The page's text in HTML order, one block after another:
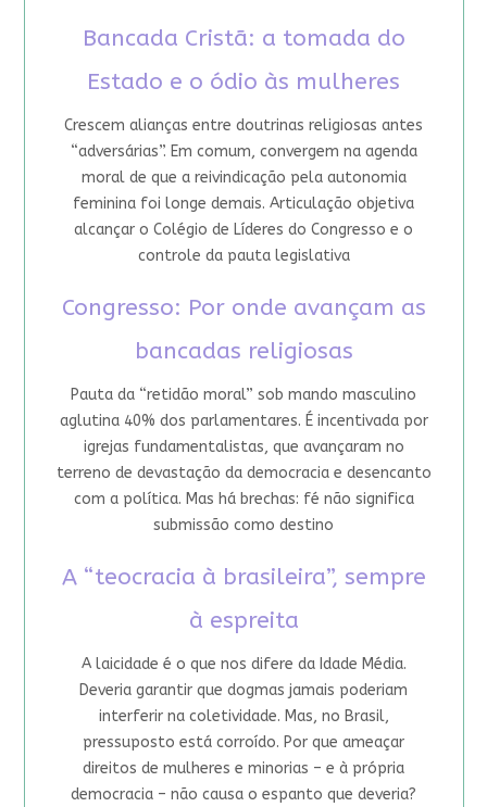
Bancada Cristã: a tomada do
Estado e o ódio às mulheres
Crescem alianças entre doutrinas religiosas antes
“adversárias”. Em comum, convergem na agenda
moral de que a reivindicação pela autonomia
feminina foi longe demais. Articulação objetiva
alcançar o Colégio de Líderes do Congresso e o
controle da pauta legislativa
Congresso: Por onde avançam as
bancadas religiosas
Pauta da “retidão moral” sob mando masculino
aglutina 40% dos parlamentares. É incentivada por
igrejas fundamentalistas, que avançaram no
terreno de devastação da democracia e desencanto
com a política. Mas há brechas: fé não significa
submissão como destino
A “teocracia à brasileira”, sempre
à espreita
A laicidade é o que nos difere da Idade Média.
Deveria garantir que dogmas jamais poderiam
interferir na coletividade. Mas, no Brasil,
pressuposto está corroído. Por que ameaçar
direitos de mulheres e minorias – e à própria
democracia – não causa o espanto que deveria?